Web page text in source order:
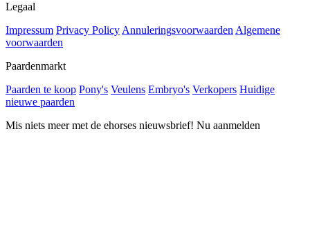
Legaal
Impressum Privacy Policy Annuleringsvoorwaarden Algemene
voorwaarden
Paardenmarkt
Paarden te koop Pony's Veulens Embryo's Verkopers Huidige
nieuwe paarden
Mis niets meer met de ehorses nieuwsbrief! Nu aanmelden